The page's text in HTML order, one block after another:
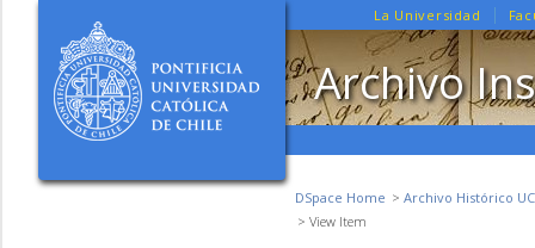
La Universidad
Archivo
DSpace Home
Archivo Histórico UC
View Item